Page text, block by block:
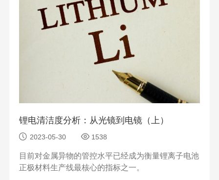
锂电清洁度分析：从光镜到电镜（上）
2023-05-30 1538
目前对金属异物的管控水平已经成为衡量锂离子电池
正极材料生产线最核心的指标之一。